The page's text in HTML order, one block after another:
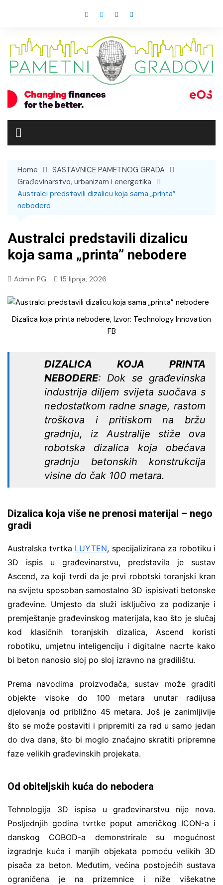
Home
SASTAVNICE PAMETNOG GRADA
Građevinarstvo, urbanizam i energetika
Australci predstavili dizalicu koja sama „printa”
nebodere
Australci predstavili dizalicu
koja sama „printa” nebodere
Admin PG 15 lipnja, 2026
Dizalica koja printa nebodere, Izvor: Technology Innovation
FB
DIZALICA KOJA PRINTA
NEBODERE: Dok se građevinska
industrija diljem svijeta suočava s
nedostatkom radne snage, rastom
troškova i pritiskom na bržu
gradnju, iz Australije stiže ova
robotska dizalica koja obećava
gradnju betonskih konstrukcija
visine do čak 100 metara.
Dizalica koja više ne prenosi materijal – nego
gradi
Australska tvrtka LUYTEN, specijalizirana za robotiku i
3D ispis u građevinarstvu, predstavila je sustav
Ascend, za koji tvrdi da je prvi robotski toranjski kran
na svijetu sposoban samostalno 3D ispisivati betonske
građevine. Umjesto da služi isključivo za podizanje i
premještanje građevinskog materijala, kao što je slučaj
kod klasičnih toranjskih dizalica, Ascend koristi
robotiku, umjetnu inteligenciju i digitalne nacrte kako
bi beton nanosio sloj po sloj izravno na gradilištu.
Prema navodima proizvođača, sustav može graditi
objekte visoke do 100 metara unutar radijusa
djelovanja od približno 45 metara. Još je zanimljivije
što se može postaviti i pripremiti za rad u samo jedan
do dva dana, što bi moglo značajno skratiti pripremne
faze velikih građevinskih projekata.
Od obiteljskih kuća do nebodera
Tehnologija 3D ispisa u građevinarstvu nije nova.
Posljednjih godina tvrtke poput američkog ICON-a i
danskog COBOD-a demonstrirale su mogućnost
izgradnje kuća i manjih objekata pomoću velikih 3D
pisača za beton. Međutim, većina postojećih sustava
ograničena je na prizemnice i niže višekatne